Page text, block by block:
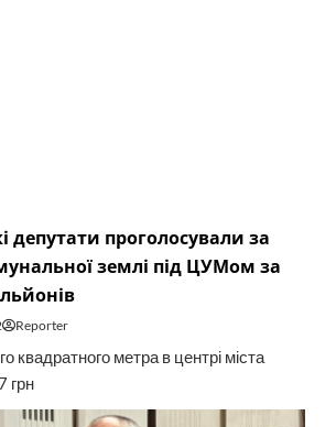
депутати проголосували за
землі під ЦУМом за
Reporter
квадратного метра в центрі міста
грн